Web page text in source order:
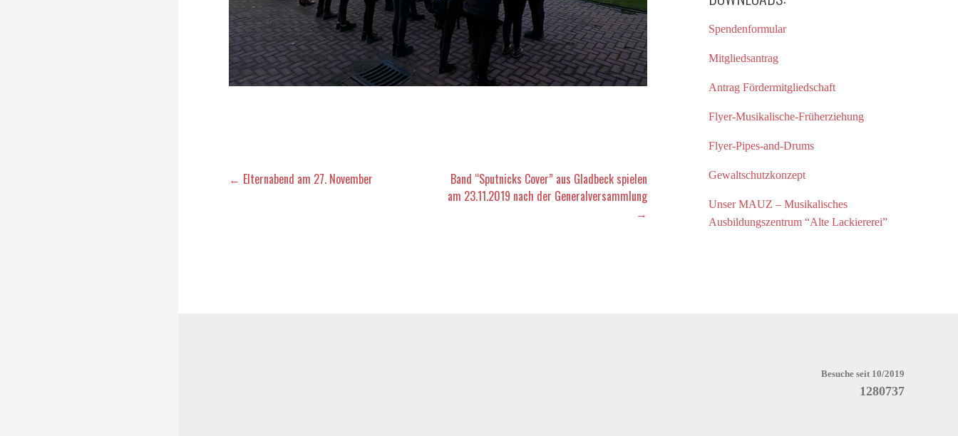
Beitragsnavigation
← Elternabend am 27. November
Band “Sputnicks Cover” aus Gladbeck spielen
am 23.11.2019 nach der Generalversammlung
→
Spendenformular
Mitgliedsantrag
Antrag Fördermitgliedschaft
Flyer-Musikalische-Früherziehung
Flyer-Pipes-and-Drums
Gewaltschutzkonzept
Unser MAUZ – Musikalisches
Ausbildungszentrum “Alte Lackiererei”
Besuche seit 10/2019
1280737